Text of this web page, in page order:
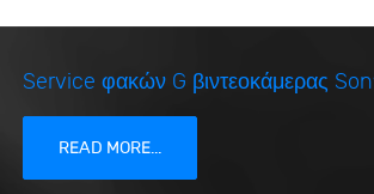
Service φακών G βιντεοκάμερας
READ MORE...